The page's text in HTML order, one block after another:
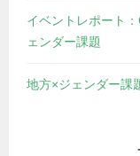
イベントレポート
ェンダー課題
地方×ジェンダー課